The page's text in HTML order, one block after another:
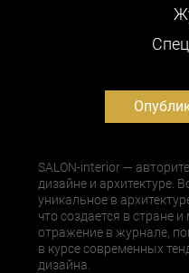
SALON-interior —
дизайне и архитектуре.
уникальное в
что создается в стране
отражение в журнале,
в курсе современных
дизайна.